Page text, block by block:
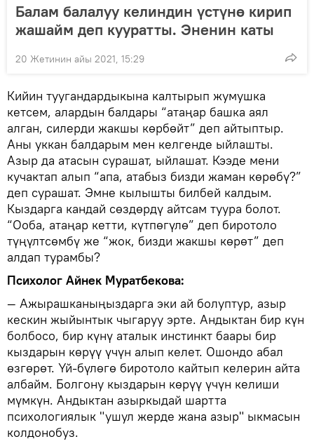
Балам балалуу келиндин үстүнө кирип
жашайм деп кууратты. Эненин каты
20 Жетинин айы 2021, 15:29
Кийин туугандардыкына калтырып жумушка
кетсем, алардын балдары “атаңар башка аял
алган, силерди жакшы көрбөйт” деп айтыптыр.
Аны уккан балдарым мен келгенде ыйлашты.
Азыр да атасын сурашат, ыйлашат. Кээде мени
кучактап алып “апа, атабыз бизди жаман көрөбү?”
деп сурашат. Эмне кылышты билбей калдым.
Кыздарга кандай сөздөрдү айтсам туура болот.
“Ооба, атаңар кетти, күтпөгүлө” деп биротоло
түңүлтсөмбү же “жок, бизди жакшы көрөт” деп
алдап турамбы?
Психолог Айнек Муратбекова:
— Ажырашканыңыздарга эки ай болуптур, азыр
кескин жыйынтык чыгаруу эрте. Андыктан бир күн
болбосо, бир күнү аталык инстинкт баары бир
кыздарын көрүү үчүн алып келет. Ошондо абал
өзгөрөт. Үй-бүлөгө биротоло кайтып келерин айта
албайм. Болгону кыздарын көрүү үчүн келиши
мүмкүн. Андыктан азыркыдай шартта
психологиялык "ушул жерде жана азыр" ыкмасын
колдонобуз.